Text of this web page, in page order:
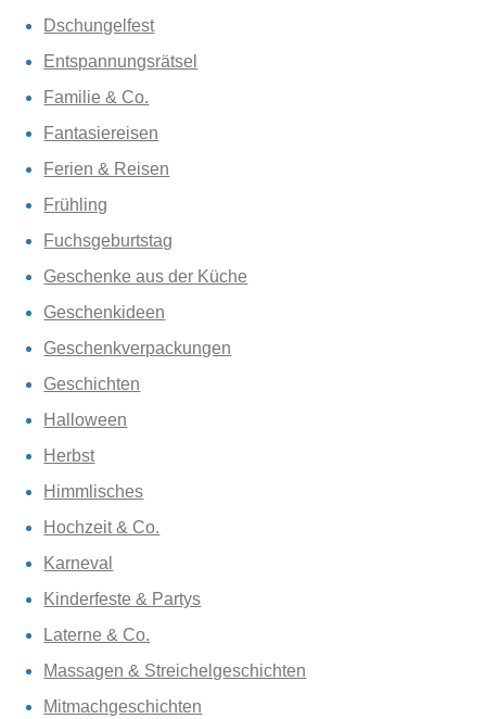
Dschungelfest
Entspannungsrätsel
Familie & Co.
Fantasiereisen
Ferien & Reisen
Frühling
Fuchsgeburtstag
Geschenke aus der Küche
Geschenkideen
Geschenkverpackungen
Geschichten
Halloween
Herbst
Himmlisches
Hochzeit & Co.
Karneval
Kinderfeste & Partys
Laterne & Co.
Massagen & Streichelgeschichten
Mitmachgeschichten